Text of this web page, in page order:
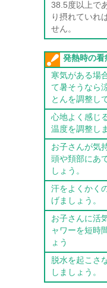
38.5度以上で
り摂れていれ
せん。
発熱時の看
寒気がある場
て暑そうなら
とんを調整し
心地よく感じ
温度を調整し
お子さんが気
頭や頚部にあ
しょう。
汗をよくかく
げましょう。
お子さんに活
ャワーを短時
ょう
脱水を起こさ
しましょう。